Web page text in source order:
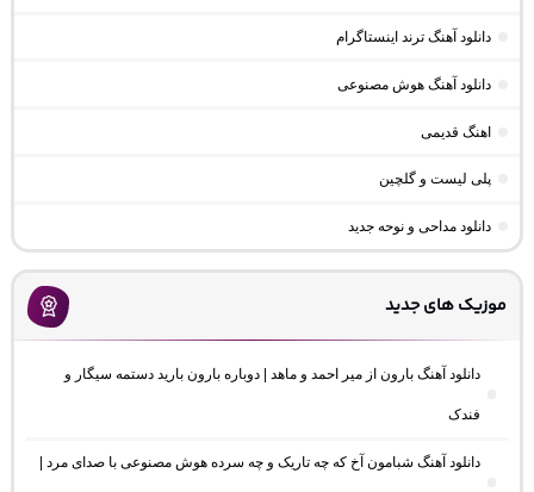
دانلود آهنگ ترند اینستاگرام
دانلود آهنگ هوش مصنوعی
اهنگ قدیمی
پلی لیست و گلچین
دانلود مداحی و نوحه جدید
موزیک های جدید
دانلود آهنگ بارون از میر احمد و ماهد | دوباره بارون بارید دستمه سیگار و
فندک
دانلود آهنگ شبامون آخ که چه تاریک و چه سرده هوش مصنوعی با صدای مرد |